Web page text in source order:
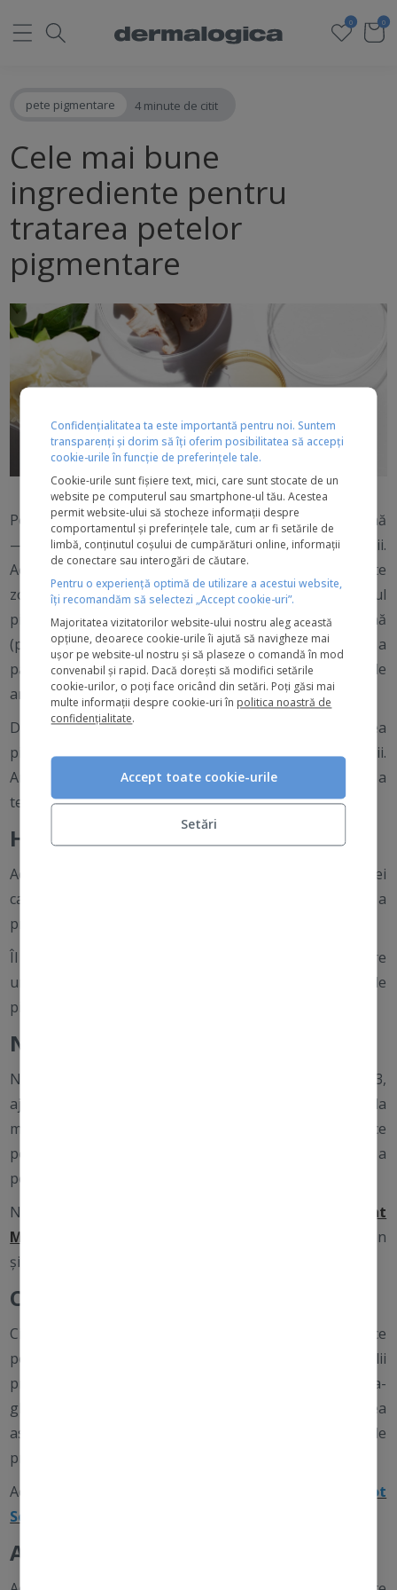
0 0
pete pigmentare 4 minute de citit
Cele mai bune
ingrediente pentru
tratarea petelor
pigmentare
Pete solare, pete de vârstă, pete pigmentare, melasmă
— toate acestea sunt forme ale hiperpigmentării.
Această afecțiune comună apare atunci când anumite
zone ale pielii devin mai închise la culoare decât restul
pielii, din cauza unei producții excesive de melanină
(pigmentul responsabil pentru culoarea pielii și a
părului). Aceste pete pigmentare pot adăuga peste 20 de
ani la aspectul tău.
Din fericire, există anumite ingrediente pentru îngrijirea
pielii, care ajută la tratarea petelor și hiperpigmentării.
Am adunat cele mai eficiente șase ingrediente pentru a
te ajuta să le incluzi în rutina ta de îngrijire a pielii.
Hexylresorcinol-ul
Acest ingredient activ puternic inhibă activitatea enzimei
care creează melanină, ceea ce duce la o scădere a
producției acesteia.
Îl poți găsi în
, care
uniformizează rapid nuanța pielii și estompează petele
pigmentare în timp.
Niacinamida
Niacinamida, cunoscută și sub numele de Vitamina B3,
ajută la reducerea transferului de pigment de la
melanocite la keratinocitele înconjurătoare, ceea ce
poate diminua apariția pigmentării neuniforme și a
petelor.
Niacinamida poate fi găsită în
Powerbright
Moisturizer
, alături de Uleiul de Șofrănel, Glicogen
și Bisabolol.
Ciupercile Shiitake
Ciupercile Shiitake nu sunt doar delicioase, ci și benefice
pentru piele. Ele ajută la uniformizarea nuanței pielii
prin degradarea melaninei și sunt o sursă de beta-
glucani. Ciupercile Shiitake contribuie la reducerea
aspectului neuniform al pielii, cauzat de daunele vizibile
produse de soare, petele de vârstă sau cicatrici.
Acest ingredient se găsește în
Powerbright Dark Spot
Serum.
Ashwagandha adaptogenică
Confidențialitatea ta este importantă pentru noi. Suntem
transparenți și dorim să îți oferim posibilitatea să accepți
cookie-urile în funcție de preferințele tale.
Cookie-urile sunt fișiere text, mici, care sunt stocate de un
website pe computerul sau smartphone-ul tău. Acestea
permit website-ului să stocheze informații despre
comportamentul și preferințele tale, cum ar fi setările de
limbă, conținutul coșului de cumpărături online, informații
de conectare sau interogări de căutare.
Pentru o experiență optimă de utilizare a acestui website,
îți recomandăm să selectezi „Accept cookie-uri”.
Majoritatea vizitatorilor website-ului nostru aleg această
opțiune, deoarece cookie-urile îi ajută să navigheze mai
ușor pe website-ul nostru și să plaseze o comandă în mod
convenabil și rapid. Dacă dorești să modifici setările
cookie-urilor, o poți face oricând din setări. Poți găsi mai
multe informații despre cookie-uri în politica noastră de
confidențialitate.
Accept toate cookie-urile
Setări